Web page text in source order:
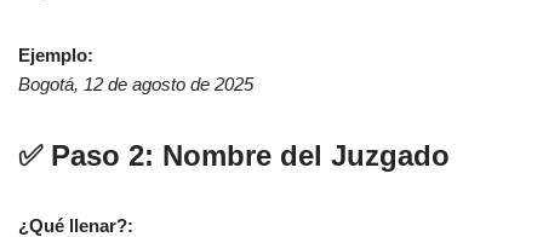
Ejemplo:
Bogotá, 12 de agosto de 2025
✅ Paso 2: Nombre del Juzgado
¿Qué llenar?: